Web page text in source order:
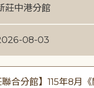
莊中港分館
08-03
聯合分館】115年8月